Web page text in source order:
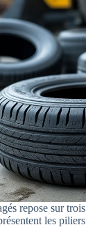
repose sur
les